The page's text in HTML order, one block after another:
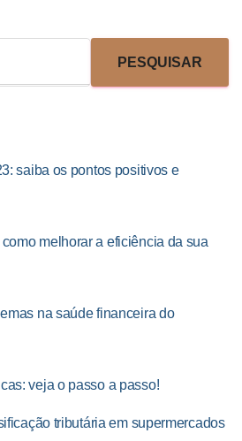
PESQUISAR
saiba os pontos positivos e
melhorar a eficiência da sua
na saúde financeira do
veja o passo a passo!
tributária em supermercados